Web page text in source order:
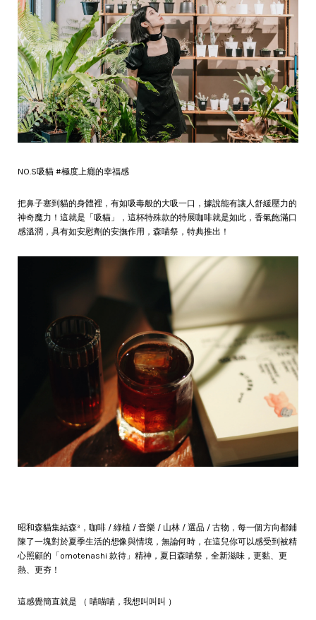
NO.S吸貓 #極度上癮的幸福感
把鼻子塞到貓的身體裡，有如吸毒般的大吸一口，據說能有讓人舒緩壓力的
神奇魔力！這就是「吸貓」，這杯特殊款的特展咖啡就是如此，香氣飽滿口
感溫潤，具有如安慰劑的安撫作用，森喵祭，特典推出！
昭和森貓集結森³，咖啡 / 綠植 / 音樂 / 山林 / 選品 / 古物，每一個方向都鋪
陳了一塊對於夏季生活的想像與情境，無論何時，在這兒你可以感受到被精
心照顧的「omotenashi 款待」精神，夏日森喵祭，全新滋味，更黏、更
熱、更夯！
這感覺簡直就是 （ 喵喵喵，我想叫叫叫 ）